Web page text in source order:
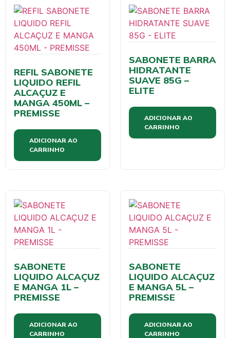
REFIL SABONETE
LIQUIDO REFIL
ALCAÇUZ E
MANGA 450ML –
PREMISSE
ADICIONAR AO
CARRINHO
SABONETE BARRA
HIDRATANTE
SUAVE 85G –
ELITE
ADICIONAR AO
CARRINHO
SABONETE
LIQUIDO ALCAÇUZ
E MANGA 1L –
PREMISSE
ADICIONAR AO
CARRINHO
SABONETE
LIQUIDO ALCAÇUZ
E MANGA 5L –
PREMISSE
ADICIONAR AO
CARRINHO